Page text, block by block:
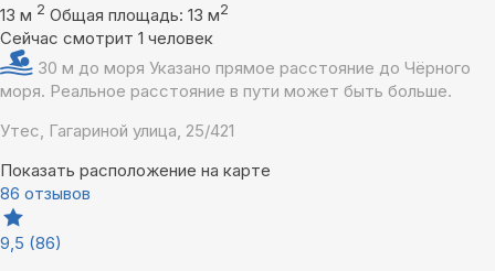
13 м 2 Общая площадь: 13 м2
Сейчас смотрит 1 человек
30 м до моря Указано прямое расстояние до Чёрного
моря. Реальное расстояние в пути может быть больше.
Утес, Гагариной улица, 25/421
Показать расположение на карте
86 отзывов
9,5 (86)